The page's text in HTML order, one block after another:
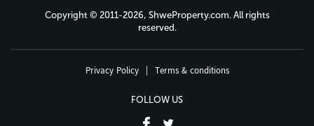
Copyright © 2011-2026, ShweProperty.com. All rights
reserved.
Privacy Policy Terms & conditions
FOLLOW US